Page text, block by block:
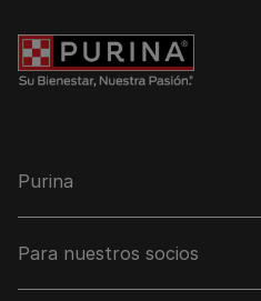
Purina
Para nuestros socios